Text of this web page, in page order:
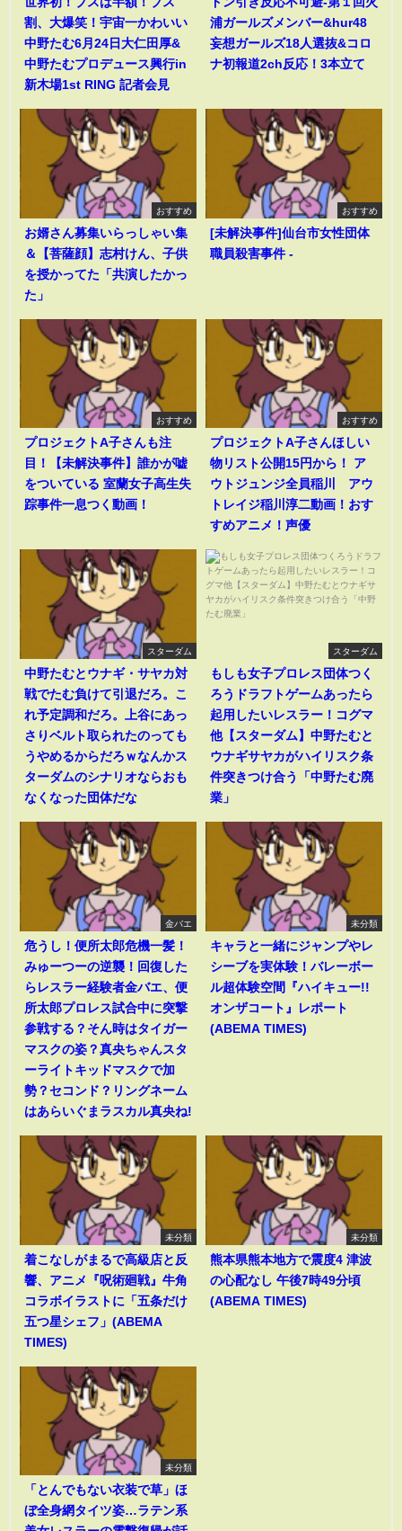
割、大爆笑！宇宙一かわいい
中野たむ6月24日大仁田厚&
中野たむプロデュース興行in
新木場1st RING 記者会見
浦ガールズメンバー&hur48
妄想ガールズ18人選抜&コロ
ナ初報道2ch反応！3本立て
おすすめ
お婿さん募集いらっしゃい集
＆【菩薩顔】志村けん、子供
を授かってた「共演したかっ
た」
おすすめ
[未解決事件]仙台市女性団体
職員殺害事件 -
おすすめ
プロジェクトA子さんも注
目！【未解決事件】誰かが嘘
をついている 室蘭女子高生失
踪事件一息つく動画！
おすすめ
プロジェクトA子さんほしい
物リスト公開15円から！ ア
ウトジュンジ全員稲川 アウ
トレイジ稲川淳二動画！おす
すめアニメ！声優
スターダム
中野たむとウナギ・サヤカ対
戦でたむ負けて引退だろ。こ
れ予定調和だろ。上谷にあっ
さりベルト取られたのっても
うやめるからだろｗなんかス
ターダムのシナリオならおも
なくなった団体だな
スターダム
もしも女子プロレス団体つく
ろうドラフトゲームあったら
起用したいレスラー！コグマ
他【スターダム】中野たむと
ウナギサヤカがハイリスク条
件突きつけ合う「中野たむ廃
業」
金バエ
危うし！便所太郎危機一髪！
みゅーつーの逆襲！回復した
らレスラー経験者金バエ、便
所太郎プロレス試合中に突撃
参戦する？そん時はタイガー
マスクの姿？真央ちゃんスタ
ーライトキッドマスクで加
勢？セコンド？リングネーム
はあらいぐまラスカル真央ね!
未分類
キャラと一緒にジャンプやレ
シーブを実体験！バレーボー
ル超体験空間『ハイキュー!!
オンザコート』レポート
(ABEMA TIMES)
未分類
着こなしがまるで高級店と反
響、アニメ『呪術廻戦』牛角
コラボイラストに「五条だけ
五つ星シェフ」(ABEMA
TIMES)
未分類
熊本県熊本地方で震度4 津波
の心配なし 午後7時49分頃
(ABEMA TIMES)
未分類
「とんでもない衣装で草」ほ
ぼ全身網タイツ姿…ラテン系